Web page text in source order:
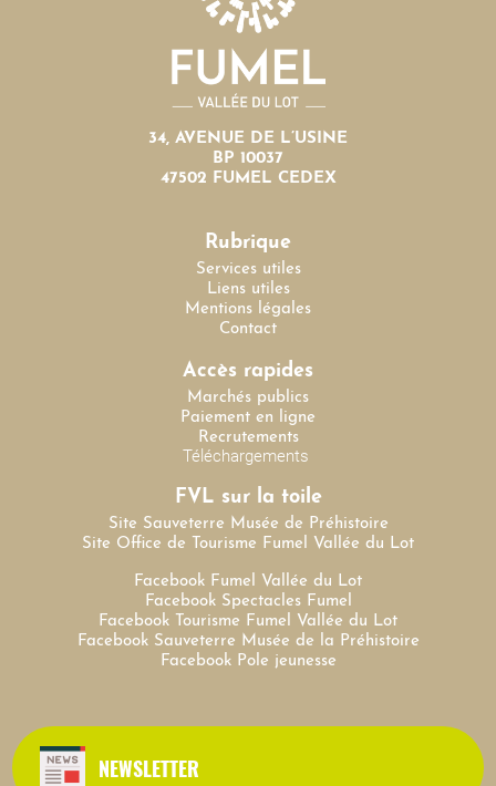
34, AVENUE DE L’USINE
BP 10037
47502 FUMEL CEDEX
Rubrique
Services utiles
Liens utiles
Mentions légales
Contact
Accès rapides
Marchés publics
Paiement en ligne
Recrutements
Téléchargements
FVL sur la toile
Site Sauveterre Musée de Préhistoire
Site Office de Tourisme Fumel Vallée du Lot
Facebook Fumel Vallée du Lot
Facebook Spectacles Fumel
Facebook Tourisme Fumel Vallée du Lot
Facebook Sauveterre Musée de la Préhistoire
Facebook Pole jeunesse
NEWSLETTER